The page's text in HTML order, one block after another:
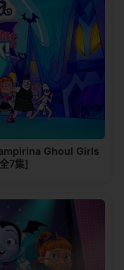
Ghoul Girls
7集]